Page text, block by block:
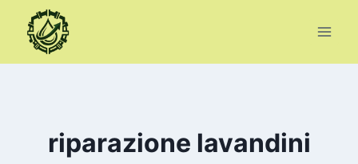
contenuto
riparazione lavandini